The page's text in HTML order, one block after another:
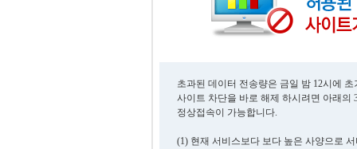
초과된 데이터 전송량은 금일 밤 12시에
사이트 차단을 바로 해제 하시려면 아래의
정상접속이 가능합니다.
(1) 현재 서비스보다 보다 높은 사양으로